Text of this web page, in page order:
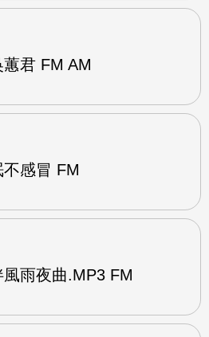
君 FM AM
感冒 FM
雨夜曲.MP3 FM